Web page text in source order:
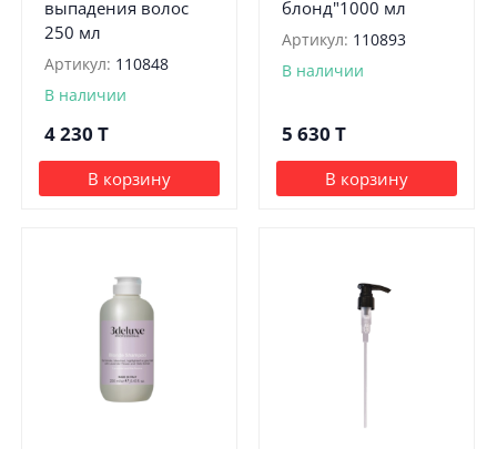
выпадения волос
250 мл
Артикул: 110848
В наличии
4 230 T
В корзину
блонд"1000 мл
Артикул: 110893
В наличии
5 630 T
В корзину